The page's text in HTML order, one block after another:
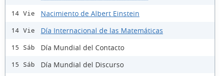
14 Vie Nacimiento de Albert Einstein
14 Vie Día Internacional de las Matemáticas
15 Sáb Día Mundial del Contacto
15 Sáb Día Mundial del Discurso